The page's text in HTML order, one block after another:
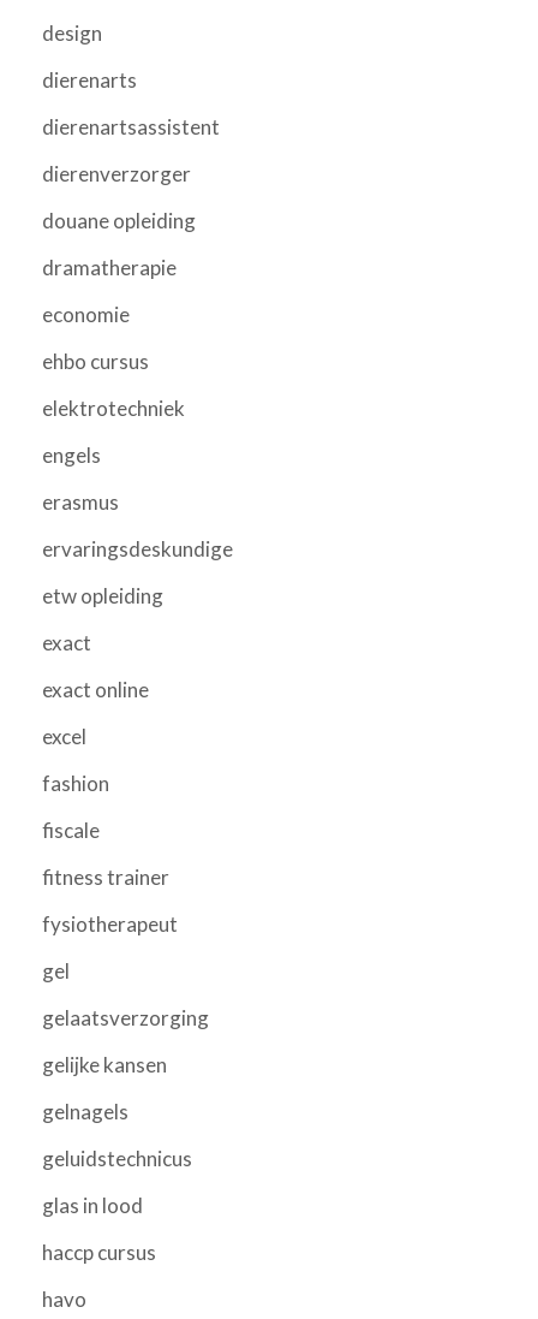
design
dierenarts
dierenartsassistent
dierenverzorger
douane opleiding
dramatherapie
economie
ehbo cursus
elektrotechniek
engels
erasmus
ervaringsdeskundige
etw opleiding
exact
exact online
excel
fashion
fiscale
fitness trainer
fysiotherapeut
gel
gelaatsverzorging
gelijke kansen
gelnagels
geluidstechnicus
glas in lood
haccp cursus
havo